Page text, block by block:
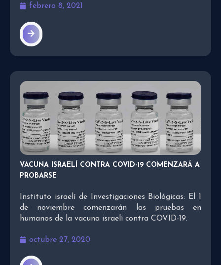
febrero 8, 2021
VACUNA ISRAELÍ CONTRA COVID-19 COMENZARÁ A
PROBARSE
Instituto israelí de Investigaciones Biológicas: El 1
de noviembre comenzarán las pruebas en
humanos de la vacuna israelí contra COVID-19.
octubre 27, 2020